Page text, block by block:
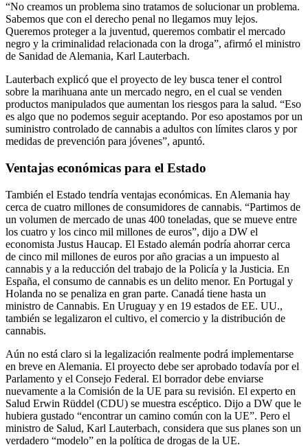
“No creamos un problema sino tratamos de solucionar un problema.
Sabemos que con el derecho penal no llegamos muy lejos.
Queremos proteger a la juventud, queremos combatir el mercado
negro y la criminalidad relacionada con la droga”, afirmó el ministro
de Sanidad de Alemania, Karl Lauterbach.
Lauterbach explicó que el proyecto de ley busca tener el control
sobre la marihuana ante un mercado negro, en el cual se venden
productos manipulados que aumentan los riesgos para la salud. “Eso
es algo que no podemos seguir aceptando. Por eso apostamos por un
suministro controlado de cannabis a adultos con límites claros y por
medidas de prevención para jóvenes”, apuntó.
Ventajas económicas para el Estado
También el Estado tendría ventajas económicas. En Alemania hay
cerca de cuatro millones de consumidores de cannabis. “Partimos de
un volumen de mercado de unas 400 toneladas, que se mueve entre
los cuatro y los cinco mil millones de euros”, dijo a DW el
economista Justus Haucap. El Estado alemán podría ahorrar cerca
de cinco mil millones de euros por año gracias a un impuesto al
cannabis y a la reducción del trabajo de la Policía y la Justicia. En
España, el consumo de cannabis es un delito menor. En Portugal y
Holanda no se penaliza en gran parte. Canadá tiene hasta un
ministro de Cannabis. En Uruguay y en 19 estados de EE. UU.,
también se legalizaron el cultivo, el comercio y la distribución de
cannabis.
Aún no está claro si la legalización realmente podrá implementarse
en breve en Alemania. El proyecto debe ser aprobado todavía por el
Parlamento y el Consejo Federal. El borrador debe enviarse
nuevamente a la Comisión de la UE para su revisión. El experto en
Salud Erwin Rüddel (CDU) se muestra escéptico. Dijo a DW que le
hubiera gustado “encontrar un camino común con la UE”. Pero el
ministro de Salud, Karl Lauterbach, considera que sus planes son un
verdadero “modelo” en la política de drogas de la UE.